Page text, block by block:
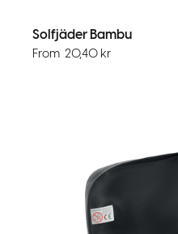
Solfjäder Bambu
From 20,40 kr